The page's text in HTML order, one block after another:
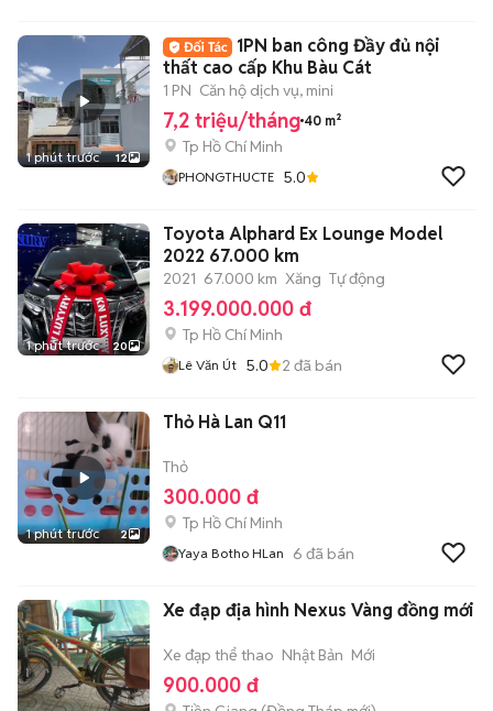
1 phút trước 12
1PN ban công Đầy đủ nội
thất cao cấp Khu Bàu Cát
1 PN Căn hộ dịch vụ, mini
7,2 triệu/tháng 40 m²
Tp Hồ Chí Minh
PHONGTHUCTE 5.0
1 phút trước 20
Toyota Alphard Ex Lounge Model
2022 67.000 km
2021 67.000 km Xăng Tự động
3.199.000.000 đ
Tp Hồ Chí Minh
Lê Văn Út 5.0 2 đã bán
1 phút trước 2
Thỏ Hà Lan Q11
Thỏ
300.000 đ
Tp Hồ Chí Minh
Yaya Botho HLan 6 đã bán
Xe đạp địa hình Nexus Vàng đồng mới
Xe đạp thể thao Nhật Bản Mới
900.000 đ